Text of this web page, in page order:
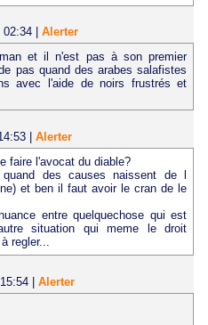
02:34
Alerter
et il n'est pas à son premier
pas quand des arabes salafistes
avec l'aide de noirs frustrés et
Alerter
faire l'avocat du diable?
des causes naissent de l
et ben il faut avoir le cran de le
entre quelquechose qui est
situation qui meme le droit
regler...
| Alerter